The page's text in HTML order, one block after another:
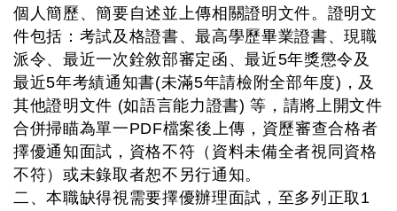
個人簡歷、簡要自述並上傳相關證明文件。證明文
件包括：考試及格證書、最高學歷畢業證書、現職
派令、最近一次銓敘部審定函、最近5年獎懲令及
最近5年考績通知書(未滿5年請檢附全部年度)，及
其他證明文件 (如語言能力證書) 等，請將上開文件
合併掃瞄為單一PDF檔案後上傳，資歷審查合格者
擇優通知面試，資格不符（資料未備全者視同資格
不符）或未錄取者恕不另行通知。
二、本職缺得視需要擇優辦理面試，至多列正取1